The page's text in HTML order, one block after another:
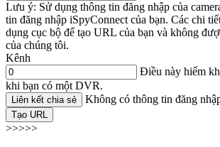
Lưu ý: Sử dụng thông tin đăng nhập của
tin đăng nhập iSpyConnect của bạn. Các chi
dụng cục bộ để tạo URL của bạn và không
của chúng tôi.
Kênh
Điều này hiếm
khi bạn có một DVR.
Liên kết chia sẻ Không có thông tin đăng
Tạo URL
>>>>>